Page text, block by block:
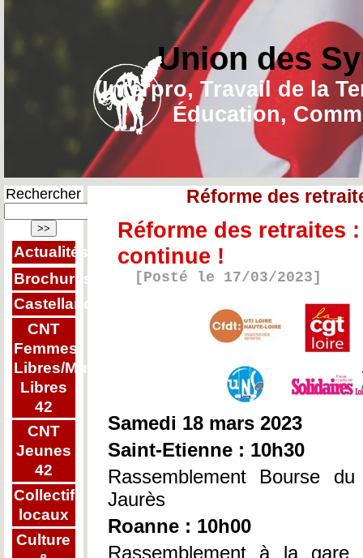
Union des
(Interpro, Travail de la
Éducation,
Rechercher
Actualités
Brochures
Castellano
CNT
Femmes
Libres/Mujeres
Libres
42
CNT
Jeunes
42
Collectifs
locaux
Culture
Réforme des
Réforme des retraites
continue !
[Posté le 17/03/2023]
Samedi 18 mars 2023
Saint-Etienne : 10h30
Rassemblement Bourse
Jaurès
Roanne : 10h00
Rassemblement à la gare